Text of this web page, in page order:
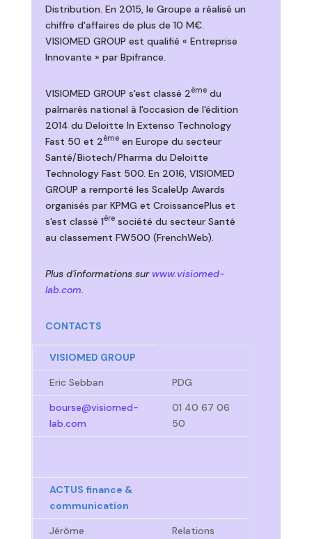
Distribution. En 2015, le Groupe a réalisé un
chiffre d'affaires de plus de 10 M€.
VISIOMED GROUP est qualifié « Entreprise
Innovante » par Bpifrance.
VISIOMED GROUP s'est classé 2èmedu
palmarès national à l'occasion de l'édition
2014 du Deloitte In Extenso Technology
Fast 50 et 2èmeen Europe du secteur
Santé/Biotech/Pharma du Deloitte
Technology Fast 500. En 2016, VISIOMED
GROUP a remporté les ScaleUp Awards
organisés par KPMG et CroissancePlus et
s'est classé 1èresociété du secteur Santé
au classement FW500 (FrenchWeb).
Plus d'informations sur www.visiomed-
lab.com
CONTACTS
VISIOMED GROUP
Eric Sebban
PDG
bourse@visiomed-
lab.com
01 40 67 06
50
ACTUS finance &
communication
Jérôme
Relations